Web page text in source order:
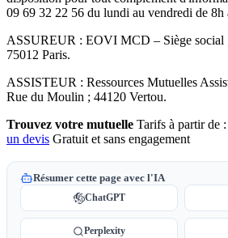
09 69 32 22 56 du lundi au vendredi de 8h
ASSUREUR : EOVI MCD – Siège social
75012 Paris.
ASSISTEUR : Ressources Mutuelles
Rue du Moulin ; 44120 Vertou.
Trouvez votre mutuelle Tarifs à partir de :
un devis Gratuit et sans engagement
Résumer cette page avec l'IA
ChatGPT
Perplexity